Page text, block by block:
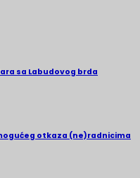
sa Labudovog brda
otkaza (ne)radnicima